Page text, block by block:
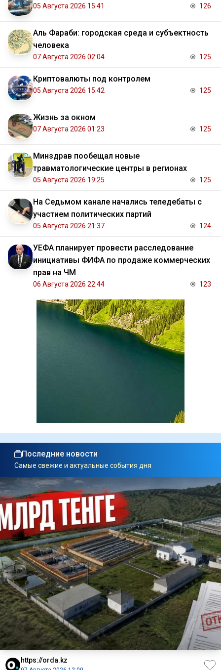
05 Августа 2026 15:41 126
Аль Фараби: городская среда и субъектность
человека
07 Августа 2026 02:04 125
Криптовалюты под контролем
05 Августа 2026 15:42 125
Жизнь за окном
07 Августа 2026 01:23 125
Минздрав пообещал новые
травматологические центры в регионах
05 Августа 2026 19:25 125
На Седьмом канале начались теледебаты с
участием политических партий
05 Августа 2026 21:37 124
УЕФА планирует провести расследование
инициативы ФИФА по продаже коммерческих
прав на ЧМ
06 Августа 2026 22:44 123
Последние новости
Самые свежие и актуальные события дня
https://orda.kz